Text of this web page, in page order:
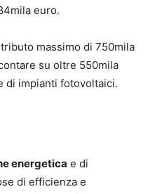
euro.
massimo di 750mila
su oltre 550mila
di impianti fotovoltaici.
energetica e di
di efficienza e